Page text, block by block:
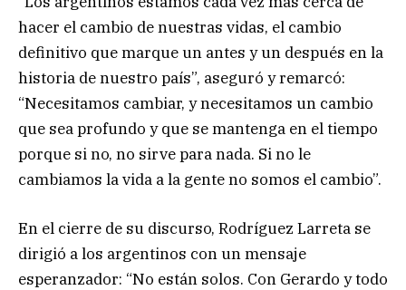
hacer el cambio de nuestras vidas, el cambio
definitivo que marque un antes y un después en la
historia de nuestro país”, aseguró y remarcó:
“Necesitamos cambiar, y necesitamos un cambio
que sea profundo y que se mantenga en el tiempo
porque si no, no sirve para nada. Si no le
cambiamos la vida a la gente no somos el cambio”.
En el cierre de su discurso, Rodríguez Larreta se
dirigió a los argentinos con un mensaje
esperanzador: “No están solos. Con Gerardo y todo